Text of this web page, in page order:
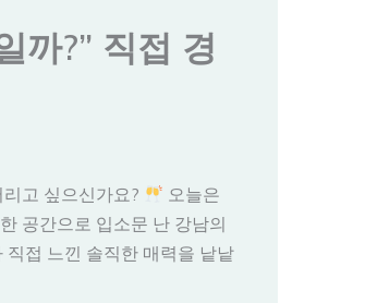
까?” 직접 경
고 싶으신가요?
오늘은
공간으로 입소문 난 강남의
직접 느낀 솔직한 매력을 낱낱